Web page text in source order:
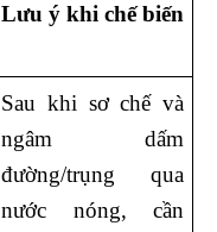
Lưu ý khi chế biến
Sau khi sơ chế và
ngâm dấm
đường/trụng qua
nước nóng, cần